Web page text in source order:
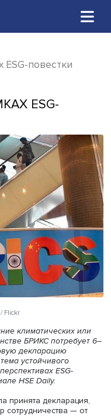
ESG-
/ Flickr
климатических
декларацию
тема устойчивого